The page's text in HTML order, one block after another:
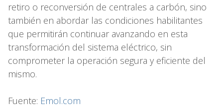
retiro o reconversión de centrales a carbón, sino
también en abordar las condiciones habilitantes
que permitirán continuar avanzando en esta
transformación del sistema eléctrico, sin
comprometer la operación segura y eficiente del
mismo.
Fuente: Emol.com